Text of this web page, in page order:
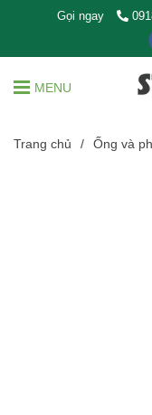
Gọi ngay
MENU
Trang chủ / Ống và